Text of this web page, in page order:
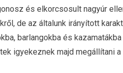
és elkorcsosult nagyúr
de az általunk irányított
barlangokba és
igyekeznek majd megállítani